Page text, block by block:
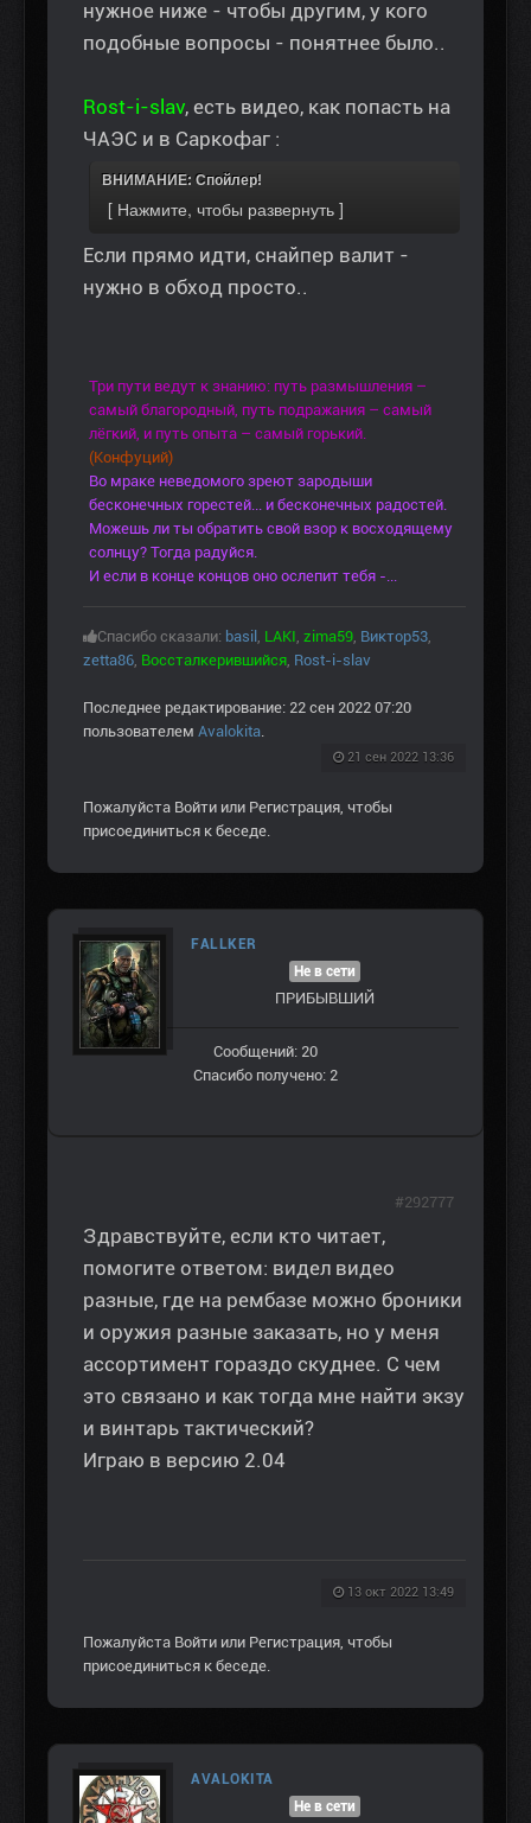
нужное ниже - чтобы другим, у кого
подобные вопросы - понятнее было..
Rost-i-slav, есть видео, как попасть на
ЧАЭС и в Саркофаг :
ВНИМАНИЕ: Спойлер!
Если прямо идти, снайпер валит -
нужно в обход просто..
Три пути ведут к знанию: путь размышления –
самый благородный, путь подражания – самый
лёгкий, и путь опыта – самый горький.
(Конфуций)
Во мраке неведомого зреют зародыши
бесконечных горестей... и бесконечных радостей.
Можешь ли ты обратить свой взор к восходящему
солнцу? Тогда радуйся.
И если в конце концов оно ослепит тебя -...
Спасибо сказали: basil , LAKI, zima59, Виктор53,
zetta86, Воссталкерившийся, Rost-i-slav
Последнее редактирование: 22 сен 2022 07:20
пользователем Avalokita.
21 сен 2022 13:36
Пожалуйста Войти или Регистрация, чтобы
присоединиться к беседе.
FALLKER
Не в сети
ПРИБЫВШИЙ
Сообщений: 20
Спасибо получено: 2
Здравствуйте, если кто читает,
помогите ответом: видел видео
разные, где на рембазе можно броники
и оружия разные заказать, но у меня
ассортимент гораздо скуднее. С чем
это связано и как тогда мне найти экзу
и винтарь тактический?
Играю в версию 2.04
13 окт 2022 13:49
#292777
Пожалуйста Войти или Регистрация, чтобы
присоединиться к беседе.
AVALOKITA
Не в сети